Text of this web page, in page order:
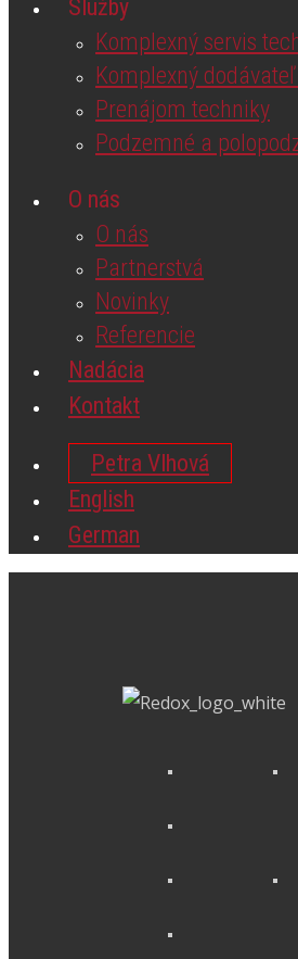
Partnerstvá
Novinky
Referencie
Nadácia
Kontakt
German
Podzemné a
O nás
O nás
Partnerstvá
Novinky
Nadácia
Kontakt
Petra Vlhová
English
German
Služby
Komplexný servis
Komplexný
Prenájom techniky
Podzemné a
O nás
O nás
Partnerstvá
Novinky
Referencie
Nadácia
Kontakt
Petra Vlhová
English
German